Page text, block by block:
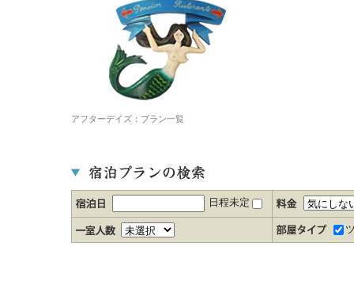
アフターデイズ：プラン一覧
日程未定